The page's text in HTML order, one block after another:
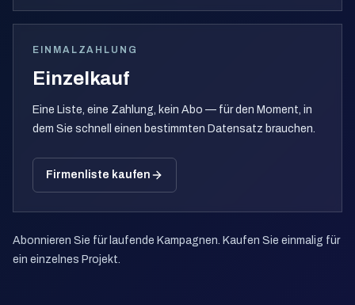
EINMALZAHLUNG
Einzelkauf
Eine Liste, eine Zahlung, kein Abo — für den Moment, in
dem Sie schnell einen bestimmten Datensatz brauchen.
Firmenliste kaufen
Abonnieren Sie für laufende Kampagnen. Kaufen Sie einmalig für
ein einzelnes Projekt.